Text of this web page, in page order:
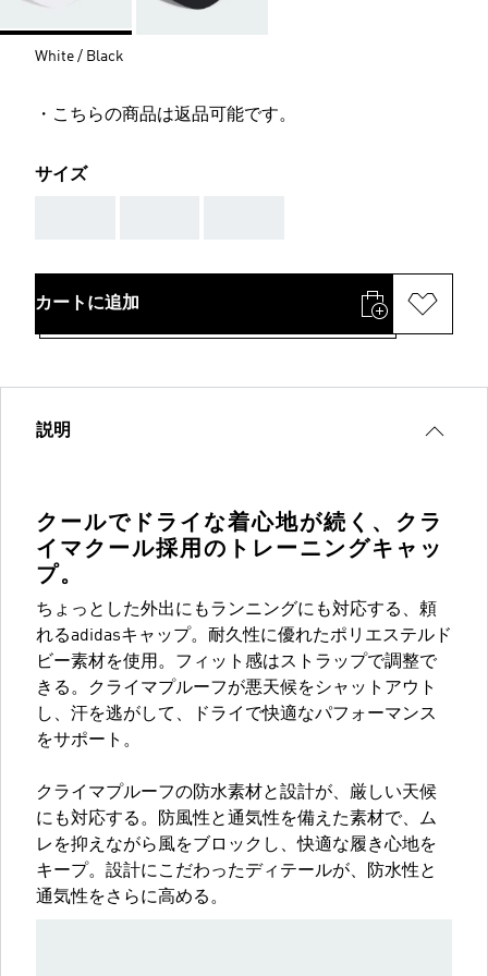
White / Black
・こちらの商品は返品可能です。
サイズ
カートに追加
説明
クールでドライな着心地が続く、クラ
イマクール採用のトレーニングキャッ
プ。
ちょっとした外出にもランニングにも対応する、頼
れるadidasキャップ。耐久性に優れたポリエステルド
ビー素材を使用。フィット感はストラップで調整で
きる。クライマプルーフが悪天候をシャットアウト
し、汗を逃がして、ドライで快適なパフォーマンス
をサポート。
クライマプルーフの防水素材と設計が、厳しい天候
にも対応する。防風性と通気性を備えた素材で、ム
レを抑えながら風をブロックし、快適な履き心地を
キープ。設計にこだわったディテールが、防水性と
通気性をさらに高める。